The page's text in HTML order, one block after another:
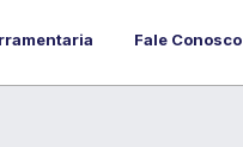
Fale Conosco